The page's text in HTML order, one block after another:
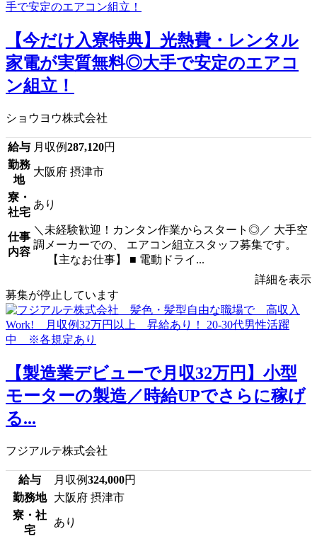
【今だけ入寮特典】光熱費・レンタル
家電が実質無料◎大手で安定のエアコ
ン組立！
ショウヨウ株式会社
給与 月収例287,120円
勤務
地
大阪府 摂津市
寮・
社宅
あり
仕事
内容
＼未経験歓迎！カンタン作業からスタート◎／ 大手空
調メーカーでの、 エアコン組立スタッフ募集です。
【主なお仕事】 ■ 電動ドライ...
詳細を表示
募集が停止しています
【製造業デビューで月収32万円】小型
モーターの製造／時給UPでさらに稼げ
る...
フジアルテ株式会社
給与 月収例324,000円
勤務地
大阪府 摂津市
寮・社
宅
あり